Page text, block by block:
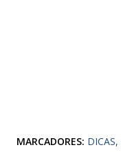
MARCADORES: DICAS